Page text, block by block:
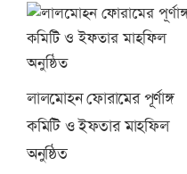
লালমোহন ফোরামের পূর্ণাঙ্গ
কমিটি ও ইফতার মাহফিল
অনুষ্ঠিত